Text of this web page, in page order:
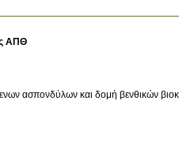
ΑΠΘ
ασπονδύλων και δομή βενθικών